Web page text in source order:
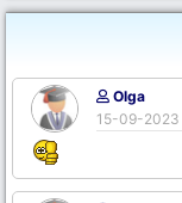
Olga
15-09-2023